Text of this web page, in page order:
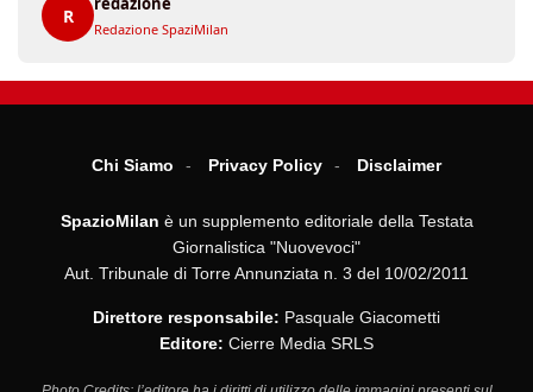
R
Redazione SpaziMilan
Chi Siamo Privacy Policy Disclaimer
SpazioMilan è un supplemento editoriale della Testata
Giornalistica "Nuovevoci"
Aut. Tribunale di Torre Annunziata n. 3 del 10/02/2011
Direttore responsabile: Pasquale Giacometti
Editore: Cierre Media SRLS